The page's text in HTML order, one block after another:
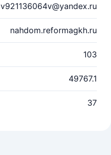
v921136064v@yandex.ru
nahdom.reformagkh.ru
103
49767.1
37